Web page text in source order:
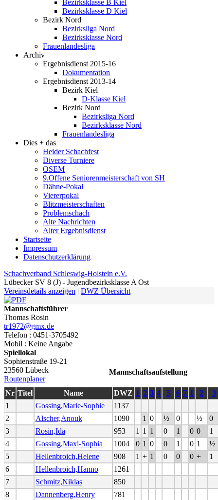
Bezirksklasse B Kiel
Bezirksklasse D Kiel
Bezirk Nord
Bezirksliga Nord
Bezirksklasse Nord
Frauenlandesliga
Archiv
Ergebnisdienst 2015-16
Dokumentation
Ergebnisdienst 2013-14
Bezirk Kiel
D-Klasse Kiel
Bezirk Nord
Bezirksliga Nord
Bezirksklasse Nord
Frauenlandesliga
Dies + das
Heider Schachfest
Diverse Turniere
OSEM
9.Offene Seniorenmeisterschaft von SH
Dähne-Pokal
Viererpokal
Blitzmeisterschaften
Problemschach
Alte Nachrichten
Alter Ergebnisdienst
Startseite
Impressum
Datenschutzerklärung
Schachverband Schleswig-Holstein e.V.
Lübecker SV 8 (J) - Jugendbezirksklasse A Ost
Vereinsdetails anzeigen | DWZ Übersicht
Mannschaftsführer
Thomas Rosin
tr1972@gmx.de
Telefon : 0451-3705492
Mobil : Keine Angabe
Spiellokal
Sophienstraße 19-21
23560 Lübeck
Routenplaner
Mannschaftsaufstellung
Nr Titel Name DWZ 1 2 3 4 5 6 7 1 2
3
1
Gossing,Marie-Sophie
1137
2
Alscher,Anouk 1090 1 0 ½ 0 ½
0
3
Rosin,Ida 953 1 1 1 0 1 0 0
1
4
Gossing,Maxi-Sophia 1004 0 1 0 0 1 0 1
½
5
Hellenbroich,Helene 908 1 + 1 0 0 0 +
1
6
Hellenbroich,Hanno
1261
7
Schmitz,Niklas
850
8
Dannenberg,Henry 781